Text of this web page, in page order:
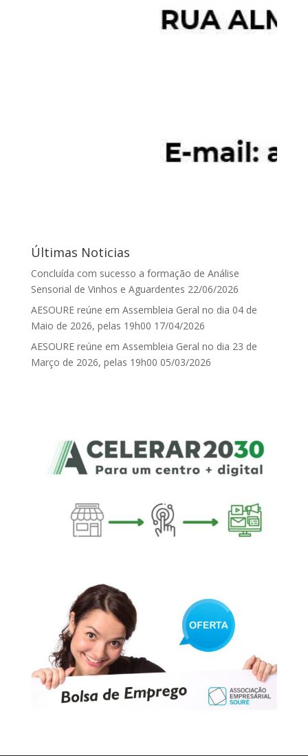
Últimas Noticias
Concluída com sucesso a formação de Análise
Sensorial de Vinhos e Aguardentes 22/06/2026
AESOURE reúne em Assembleia Geral no dia 04 de
Maio de 2026, pelas 19h00 17/04/2026
AESOURE reúne em Assembleia Geral no dia 23 de
Março de 2026, pelas 19h00 05/03/2026